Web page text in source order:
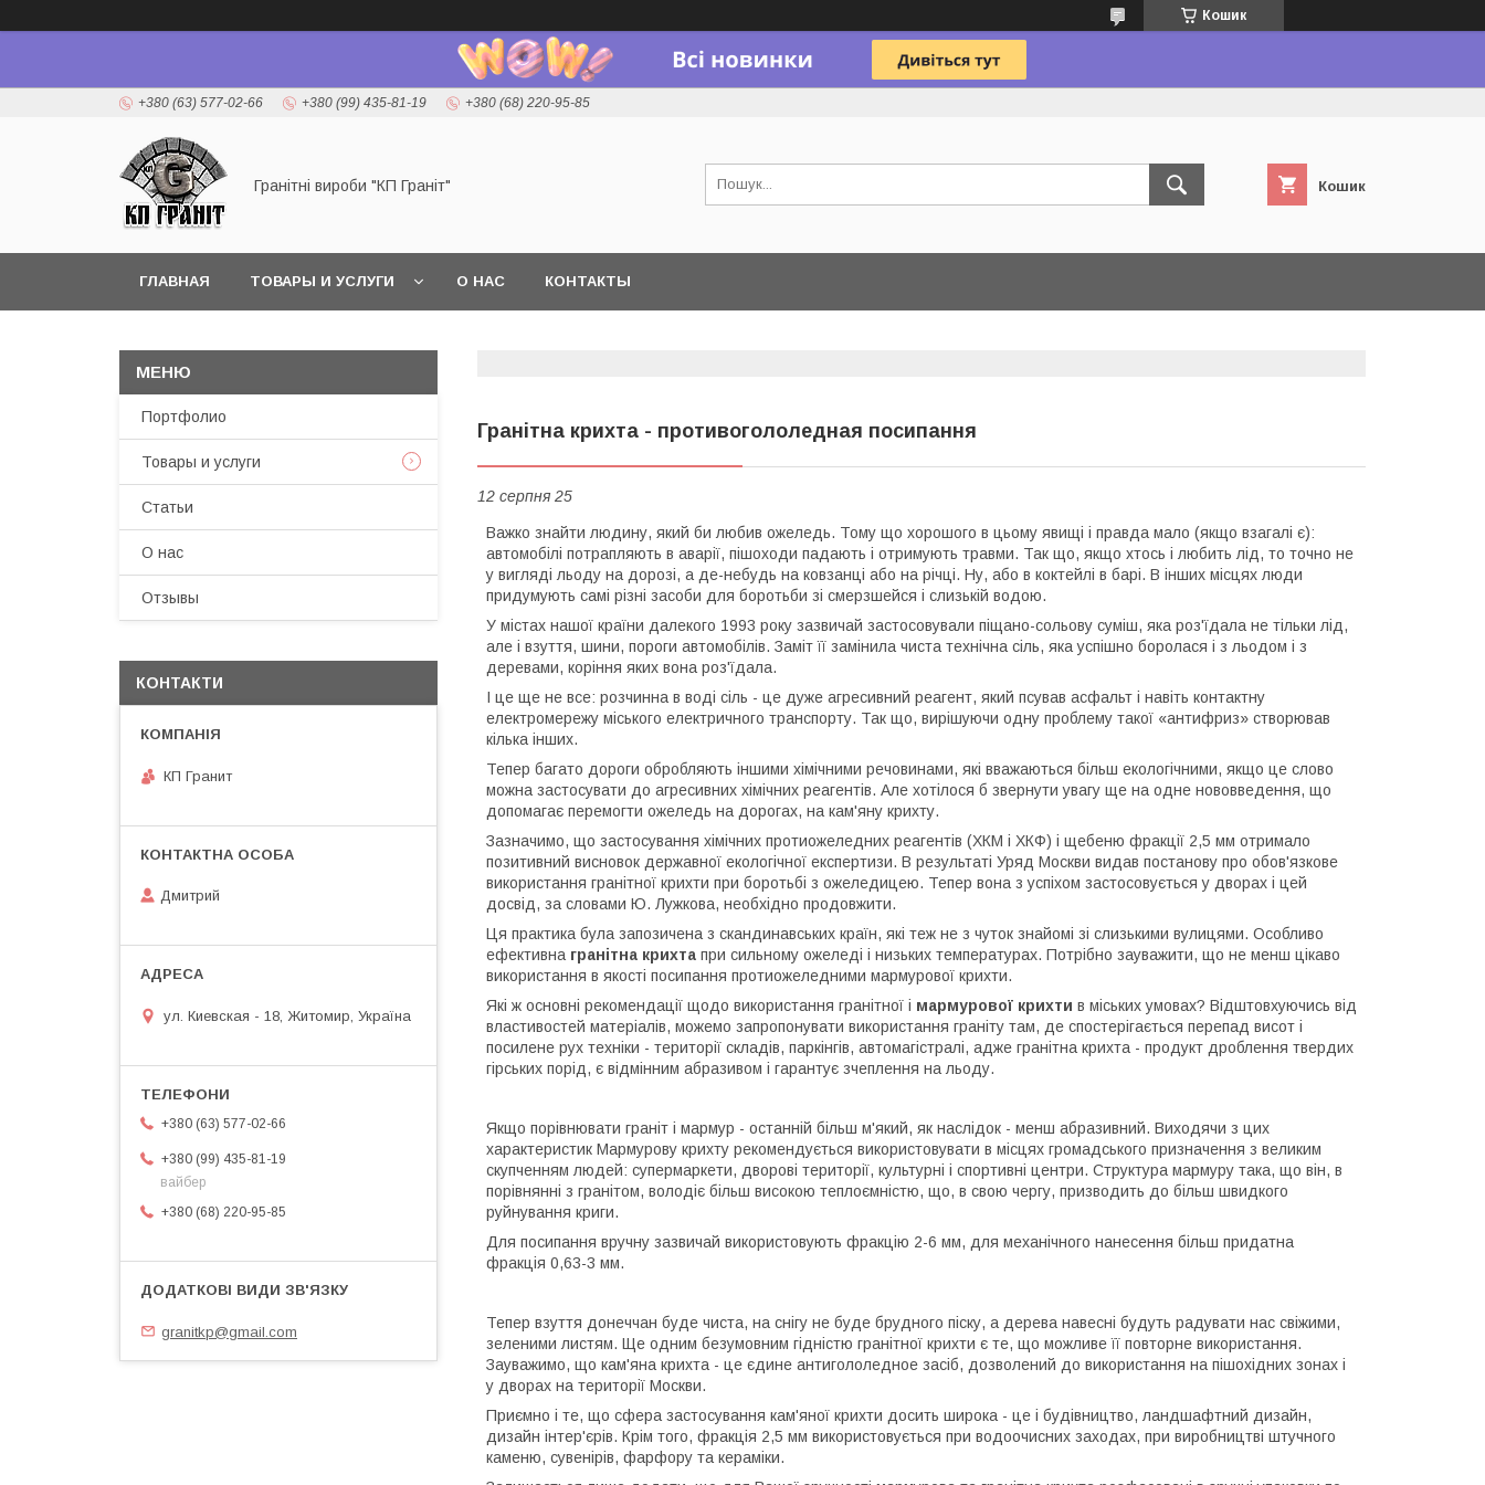
Кошик
+380 (63) 577-02-66 +380 (99) 435-81-19 +380 (68) 220-95-85
Гранітні вироби "КП Граніт" Кошик
ГЛАВНАЯ ТОВАРЫ И УСЛУГИ О НАС КОНТАКТЫ
Гранітна крихта - противогололедная посипання
12 серпня 25
Важко знайти людину, який би любив ожеледь. Тому що хорошого в цьому явищі і правда мало (якщо взагалі є):
автомобілі потрапляють в аварії, пішоходи падають і отримують травми. Так що, якщо хтось і любить лід, то точно не
у вигляді льоду на дорозі, а де-небудь на ковзанці або на річці. Ну, або в коктейлі в барі. В інших місцях люди
придумують самі різні засоби для боротьби зі смерзшейся і слизькій водою.
У містах нашої країни далекого 1993 року зазвичай застосовували піщано-сольову суміш, яка роз'їдала не тільки лід,
але і взуття, шини, пороги автомобілів. Заміт її замінила чиста технічна сіль, яка успішно боролася і з льодом і з
деревами, коріння яких вона роз'їдала.
І це ще не все: розчинна в воді сіль - це дуже агресивний реагент, який псував асфальт і навіть контактну
електромережу міського електричного транспорту. Так що, вирішуючи одну проблему такої «антифриз» створював
кілька інших.
Тепер багато дороги обробляють іншими хімічними речовинами, які вважаються більш екологічними, якщо це слово
можна застосувати до агресивних хімічних реагентів. Але хотілося б звернути увагу ще на одне нововведення, що
допомагає перемогти ожеледь на дорогах, на кам'яну крихту.
Зазначимо, що застосування хімічних протиожеледних реагентів (ХКМ і ХКФ) і щебеню фракції 2,5 мм отримало
позитивний висновок державної екологічної експертизи. В результаті Уряд Москви видав постанову про обов'язкове
використання гранітної крихти при боротьбі з ожеледицею. Тепер вона з успіхом застосовується у дворах і цей
досвід, за словами Ю. Лужкова, необхідно продовжити.
Ця практика була запозичена з скандинавських країн, які теж не з чуток знайомі зі слизькими вулицями. Особливо
ефективна гранітна крихта при сильному ожеледі і низьких температурах. Потрібно зауважити, що не менш цікаво
використання в якості посипання протиожеледними мармурової крихти.
Які ж основні рекомендації щодо використання гранітної і мармурової крихти в міських умовах? Відштовхуючись від
властивостей матеріалів, можемо запропонувати використання граніту там, де спостерігається перепад висот і
посилене рух техніки - території складів, паркінгів, автомагістралі, адже гранітна крихта - продукт дроблення твердих
гірських порід, є відмінним абразивом і гарантує зчеплення на льоду.
Якщо порівнювати граніт і мармур - останній більш м'який, як наслідок - менш абразивний. Виходячи з цих
характеристик Мармурову крихту рекомендується використовувати в місцях громадського призначення з великим
скупченням людей: супермаркети, дворові території, культурні і спортивні центри. Структура мармуру така, що він, в
порівнянні з гранітом, володіє більш високою теплоємністю, що, в свою чергу, призводить до більш швидкого
руйнування криги.
Для посипання вручну зазвичай використовують фракцію 2-6 мм, для механічного нанесення більш придатна
фракція 0,63-3 мм.
Тепер взуття донеччан буде чиста, на снігу не буде брудного піску, а дерева навесні будуть радувати нас свіжими,
зеленими листям. Ще одним безумовним гідністю гранітної крихти є те, що можливе її повторне використання.
Зауважимо, що кам'яна крихта - це єдине антигололедное засіб, дозволений до використання на пішохідних зонах і
у дворах на території Москви.
Приємно і те, що сфера застосування кам'яної крихти досить широка - це і будівництво, ландшафтний дизайн,
дизайн інтер'єрів. Крім того, фракція 2,5 мм використовується при водоочисних заходах, при виробництві штучного
каменю, сувенірів, фарфору та кераміки.
Портфолио
Товары и услуги
Статьи
О нас
Отзывы
КОНТАКТИ
КП Гранит
Дмитрий
ул. Киевская - 18, Житомир, Україна
+380 (63) 577-02-66
+380 (99) 435-81-19
вайбер
+380 (68) 220-95-85
granitkp@gmail.com